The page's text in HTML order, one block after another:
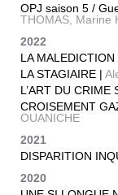
OPJ saison 5 /
THOMAS, Marine
2022
LA MALEDICTION
LA STAGIAIRE |
L’ART DU CRIME
CROISEMENT
OUANICHE
2021
DISPARITION
2020